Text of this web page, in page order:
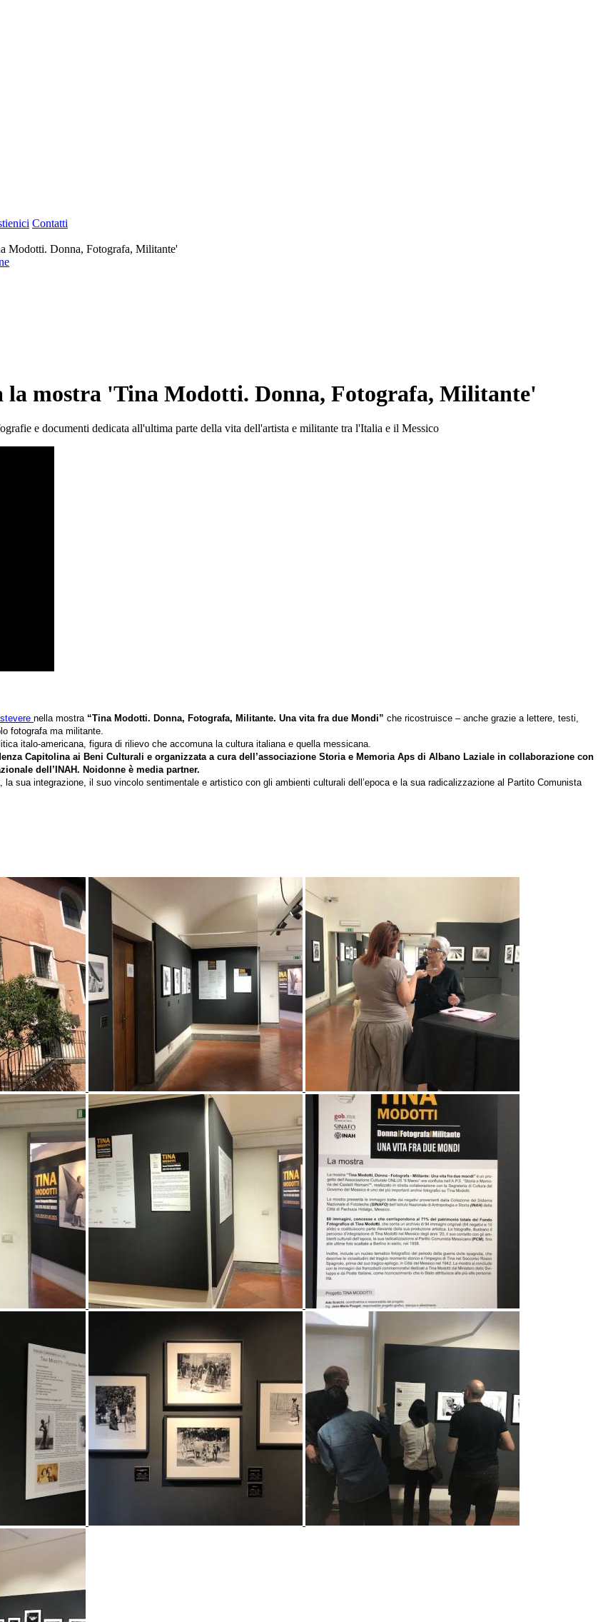
Contatti
Modotti. Donna, Fotografa, Militante'
la mostra 'Tina Modotti. Donna, Fotografa, Militante'
e documenti dedicata all'ultima parte della vita dell'artista e militante tra l'Italia e il Messico
nella mostra “Tina Modotti. Donna, Fotografa, Militante. Una vita fra due Mondi” che ricostruisce – anche grazie a lettere, testi,
fotografa ma militante.
italo-americana, figura di rilievo che accomuna la cultura italiana e quella messicana.
Capitolina ai Beni Culturali e organizzata a cura dell’associazione Storia e Memoria Aps di Albano Laziale in collaborazione con
dell’INAH. Noidonne è media partner.
sua integrazione, il suo vincolo sentimentale e artistico con gli ambienti culturali dell’epoca e la sua radicalizzazione al Partito Comunista